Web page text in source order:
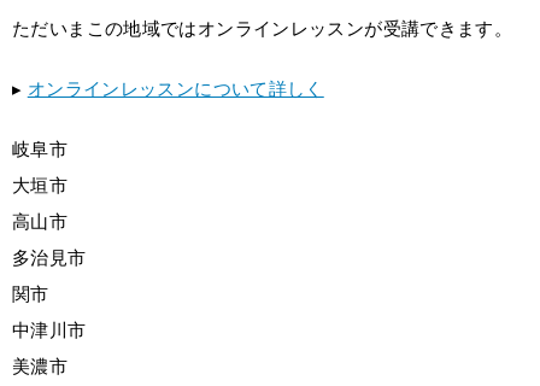
ただいまこの地域ではオンラインレッスンが受講できます。
▸ オンラインレッスンについて詳しく
岐阜市
大垣市
高山市
多治見市
関市
中津川市
美濃市